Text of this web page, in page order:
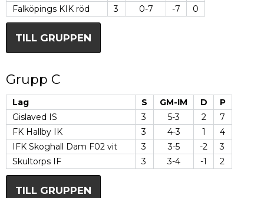
Falköpings KIK röd
3 0-7 -7 0
TILL GRUPPEN
Grupp C
Lag S GM-IM D
P
Gislaved IS
3 5-3 2
7
FK Hallby IK
3 4-3 1
4
IFK Skoghall Dam F02 vit
3 3-5 -2
3
Skultorps IF
3 3-4 -1 2
TILL GRUPPEN